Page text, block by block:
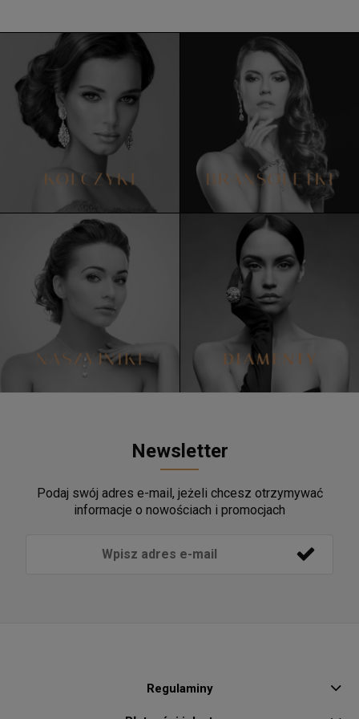
Newsletter
Podaj swój adres e-mail, jeżeli chcesz otrzymywać
informacje o nowościach i promocjach
Regulaminy